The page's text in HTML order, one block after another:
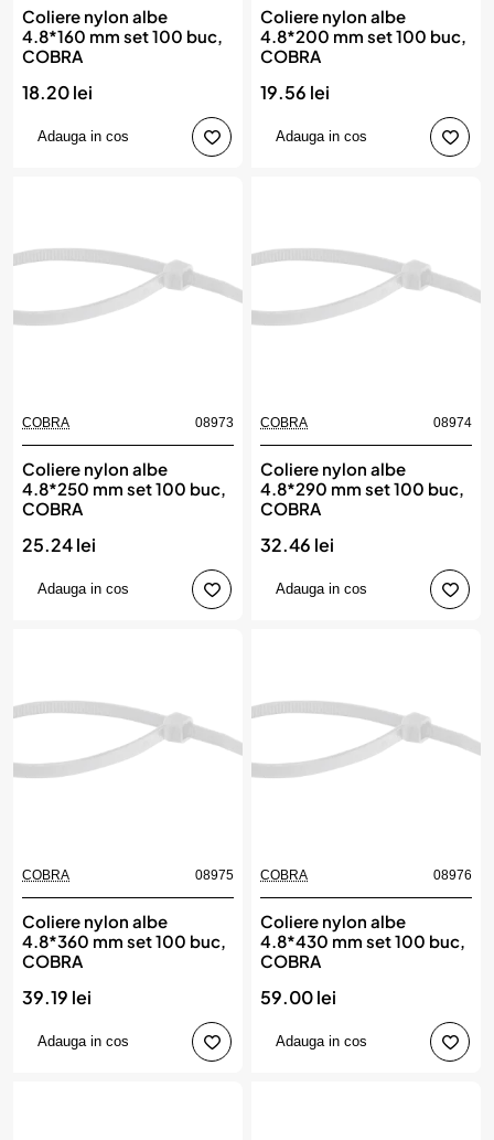
Coliere nylon albe
4.8*160 mm set 100 buc,
COBRA
18.20 lei
Adauga in cos
Coliere nylon albe
4.8*200 mm set 100 buc,
COBRA
19.56 lei
Adauga in cos
COBRA 08973
Coliere nylon albe
4.8*250 mm set 100 buc,
COBRA
25.24 lei
Adauga in cos
COBRA 08974
Coliere nylon albe
4.8*290 mm set 100 buc,
COBRA
32.46 lei
Adauga in cos
COBRA 08975
Coliere nylon albe
4.8*360 mm set 100 buc,
COBRA
39.19 lei
Adauga in cos
COBRA 08976
Coliere nylon albe
4.8*430 mm set 100 buc,
COBRA
59.00 lei
Adauga in cos